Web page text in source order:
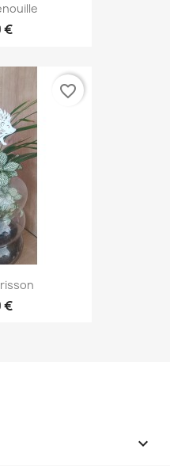
€
€
favorite_border
